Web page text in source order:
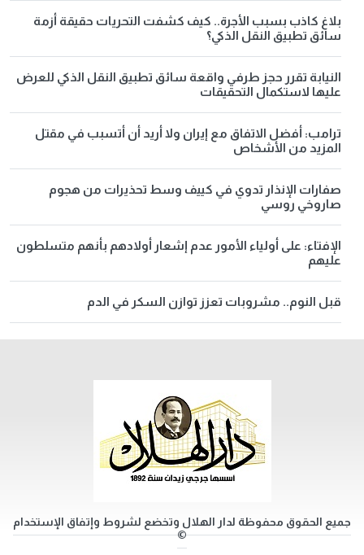
بلاغ كاذب بسبب الأجرة.. كيف كشفت التحريات حقيقة أزمة
سائق تطبيق النقل الذكي؟
النيابة تقرر حجز طرفي واقعة سائق تطبيق النقل الذكي للعرض
عليها لاستكمال التحقيقات
ترامب: أفضل الاتفاق مع إيران ولا أريد أن أتسبب في مقتل
المزيد من الأشخاص
صفارات الإنذار تدوي في كييف وسط تحذيرات من هجوم
صاروخي روسي
الإفتاء: على أولياء الأمور عدم إشعار أولادهم بأنهم متسلطون
عليهم
قبل النوم.. مشروبات تعزز توازن السكر في الدم
جميع الحقوق محفوظة لدار الهلال وتخضع لشروط وإتفاق الإستخدام
©